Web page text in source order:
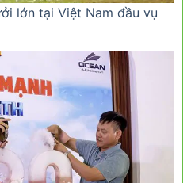
lớn tại Việt Nam đầu vụ